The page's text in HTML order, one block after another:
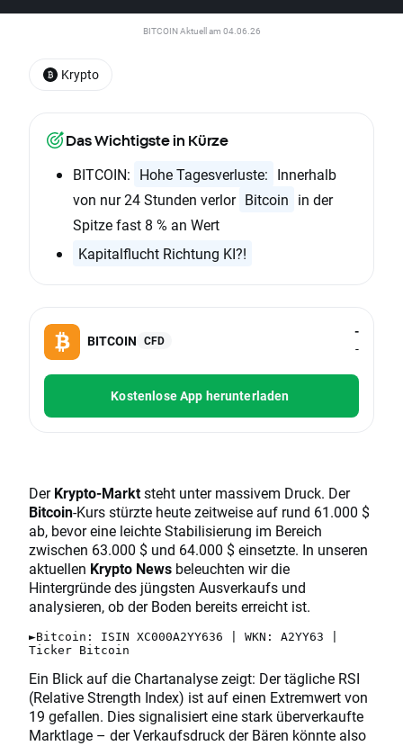
BITCOIN Aktuell am 04.06.26
Das Wichtigste in Kürze
BITCOIN: Hohe Tagesverluste: Innerhalb
von nur 24 Stunden verlor Bitcoin in der
Spitze fast 8 % an Wert
Kapitalflucht Richtung KI?!
BITCOIN CFD
-
-
Kostenlose App herunterladen
DerKrypto-Marktsteht unter massivem Druck. Der
Bitcoin-Kurs stürzte heute zeitweise auf rund 61.000 $
ab, bevor eine leichte Stabilisierung im Bereich
zwischen 63.000 $ und 64.000 $ einsetzte. In unseren
aktuellen Krypto News beleuchten wir die
Hintergründe des jüngsten Ausverkaufs und
analysieren, ob der Boden bereits erreicht ist.
►Bitcoin: ISIN XC000A2YY636 | WKN: A2YY63 |
Ticker Bitcoin
Ein Blick auf die Chartanalyse zeigt: Der tägliche RSI
(Relative Strength Index) ist auf einen Extremwert von
19 gefallen. Dies signalisiert eine stark überverkaufte
Marktlage – der Verkaufsdruck der Bären könnte also
Krypto